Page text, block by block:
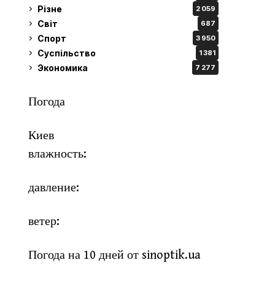
Різне 2 059
Світ 687
Спорт 3 950
Суспільство 1 381
Экономика 7 277
Погода
Киев
влажность:
давление:
ветер:
Погода на 10 дней от sinoptik.ua